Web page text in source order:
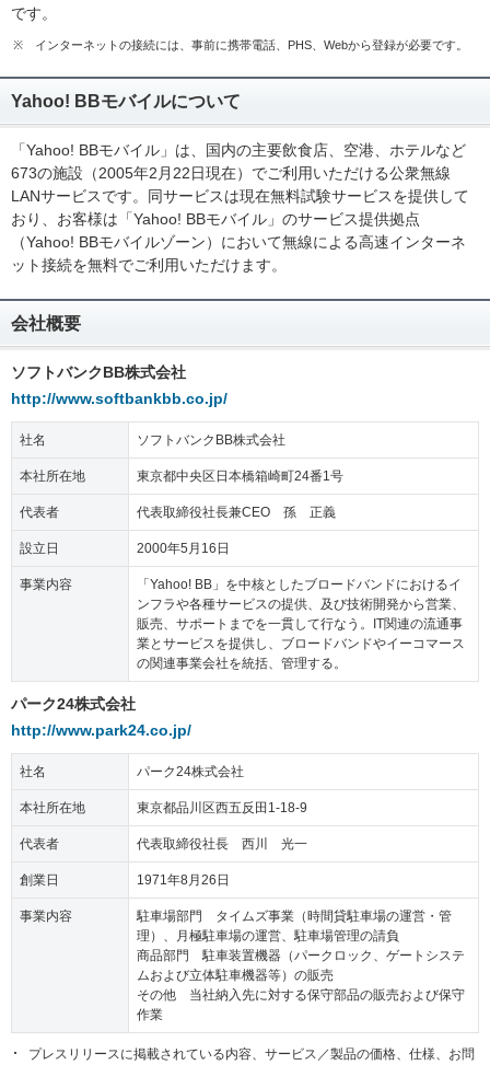
です。
※ インターネットの接続には、事前に携帯電話、PHS、Webから登録が必要です。
Yahoo! BBモバイルについて
「Yahoo! BBモバイル」は、国内の主要飲食店、空港、ホテルなど
673の施設（2005年2月22日現在）でご利用いただける公衆無線
LANサービスです。同サービスは現在無料試験サービスを提供して
おり、お客様は「Yahoo! BBモバイル」のサービス提供拠点
（Yahoo! BBモバイルゾーン）において無線による高速インターネ
ット接続を無料でご利用いただけます。
会社概要
ソフトバンクBB株式会社
http://www.softbankbb.co.jp/
社名 ソフトバンクBB株式会社
本社所在地 東京都中央区日本橋箱崎町24番1号
代表者 代表取締役社長兼CEO 孫 正義
設立日 2000年5月16日
事業内容
「Yahoo! BB」を中核としたブロードバンドにおけるイ
ンフラや各種サービスの提供、及び技術開発から営業、
販売、サポートまでを一貫して行なう。IT関連の流通事
業とサービスを提供し、ブロードバンドやイーコマース
の関連事業会社を統括、管理する。
パーク24株式会社
http://www.park24.co.jp/
社名 パーク24株式会社
本社所在地 東京都品川区西五反田1-18-9
代表者 代表取締役社長 西川 光一
創業日 1971年8月26日
事業内容
駐車場部門 タイムズ事業（時間貸駐車場の運営・管
理）、月極駐車場の運営、駐車場管理の請負
商品部門 駐車装置機器（パークロック、ゲートシステ
ムおよび立体駐車機器等）の販売
その他 当社納入先に対する保守部品の販売および保守
作業
プレスリリースに掲載されている内容、サービス／製品の価格、仕様、お問